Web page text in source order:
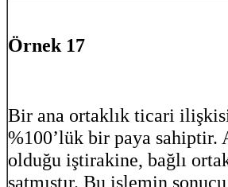
Örnek 17
Bir ana ortaklık ticari
%100’lük bir paya sahiptir.
olduğu iştirakine, bağlı
satmıştır. Bu işlemin